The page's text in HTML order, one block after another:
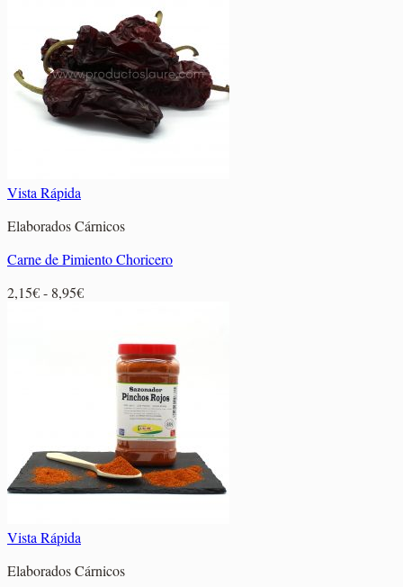
2,75€
hasta
7,90€
Vista Rápida
Elaborados Cárnicos
Carne de Pimiento Choricero
2,15€- 8,95€Rango
Vista Rápida
Elaborados Cárnicos